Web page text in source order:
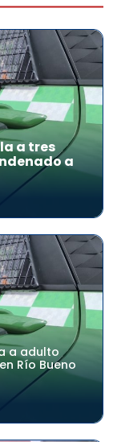
a tres
a
a adulto
Río Bueno